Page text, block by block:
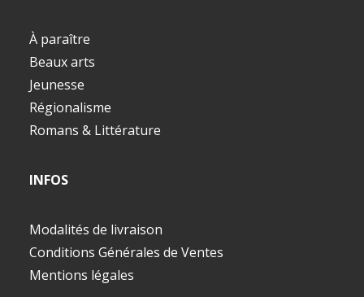
À paraître
Beaux arts
Jeunesse
Régionalisme
Romans & Littérature
INFOS
Modalités de livraison
Conditions Générales de Ventes
Mentions légales